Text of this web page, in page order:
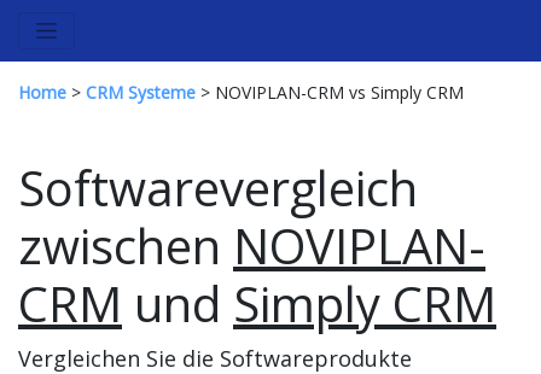
Home > CRM Systeme > NOVIPLAN-CRM vs Simply CRM
Softwarevergleich
zwischen NOVIPLAN-
CRM und Simply CRM
Vergleichen Sie die Softwareprodukte